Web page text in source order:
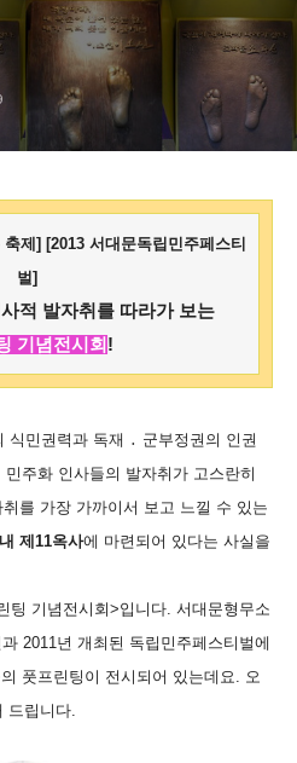
스티벌]
역사적
제] [2013 서대문독립민주페스티
벌]
적 발자취를 따라가 보는
기념전시회 !
식민권력과 독재 ․ 군부정권의 인권
주화 인사들의 발자취가 고스란히
를 가장 가까이서 보고 느낄 수 있는
제11옥사에 마련되어 있다는 사실을
팅 기념전시회>입니다. 서대문형무소
2011년 개최된 독립민주페스티벌에
풋프린팅이 전시되어 있는데요. 오
드립니다.